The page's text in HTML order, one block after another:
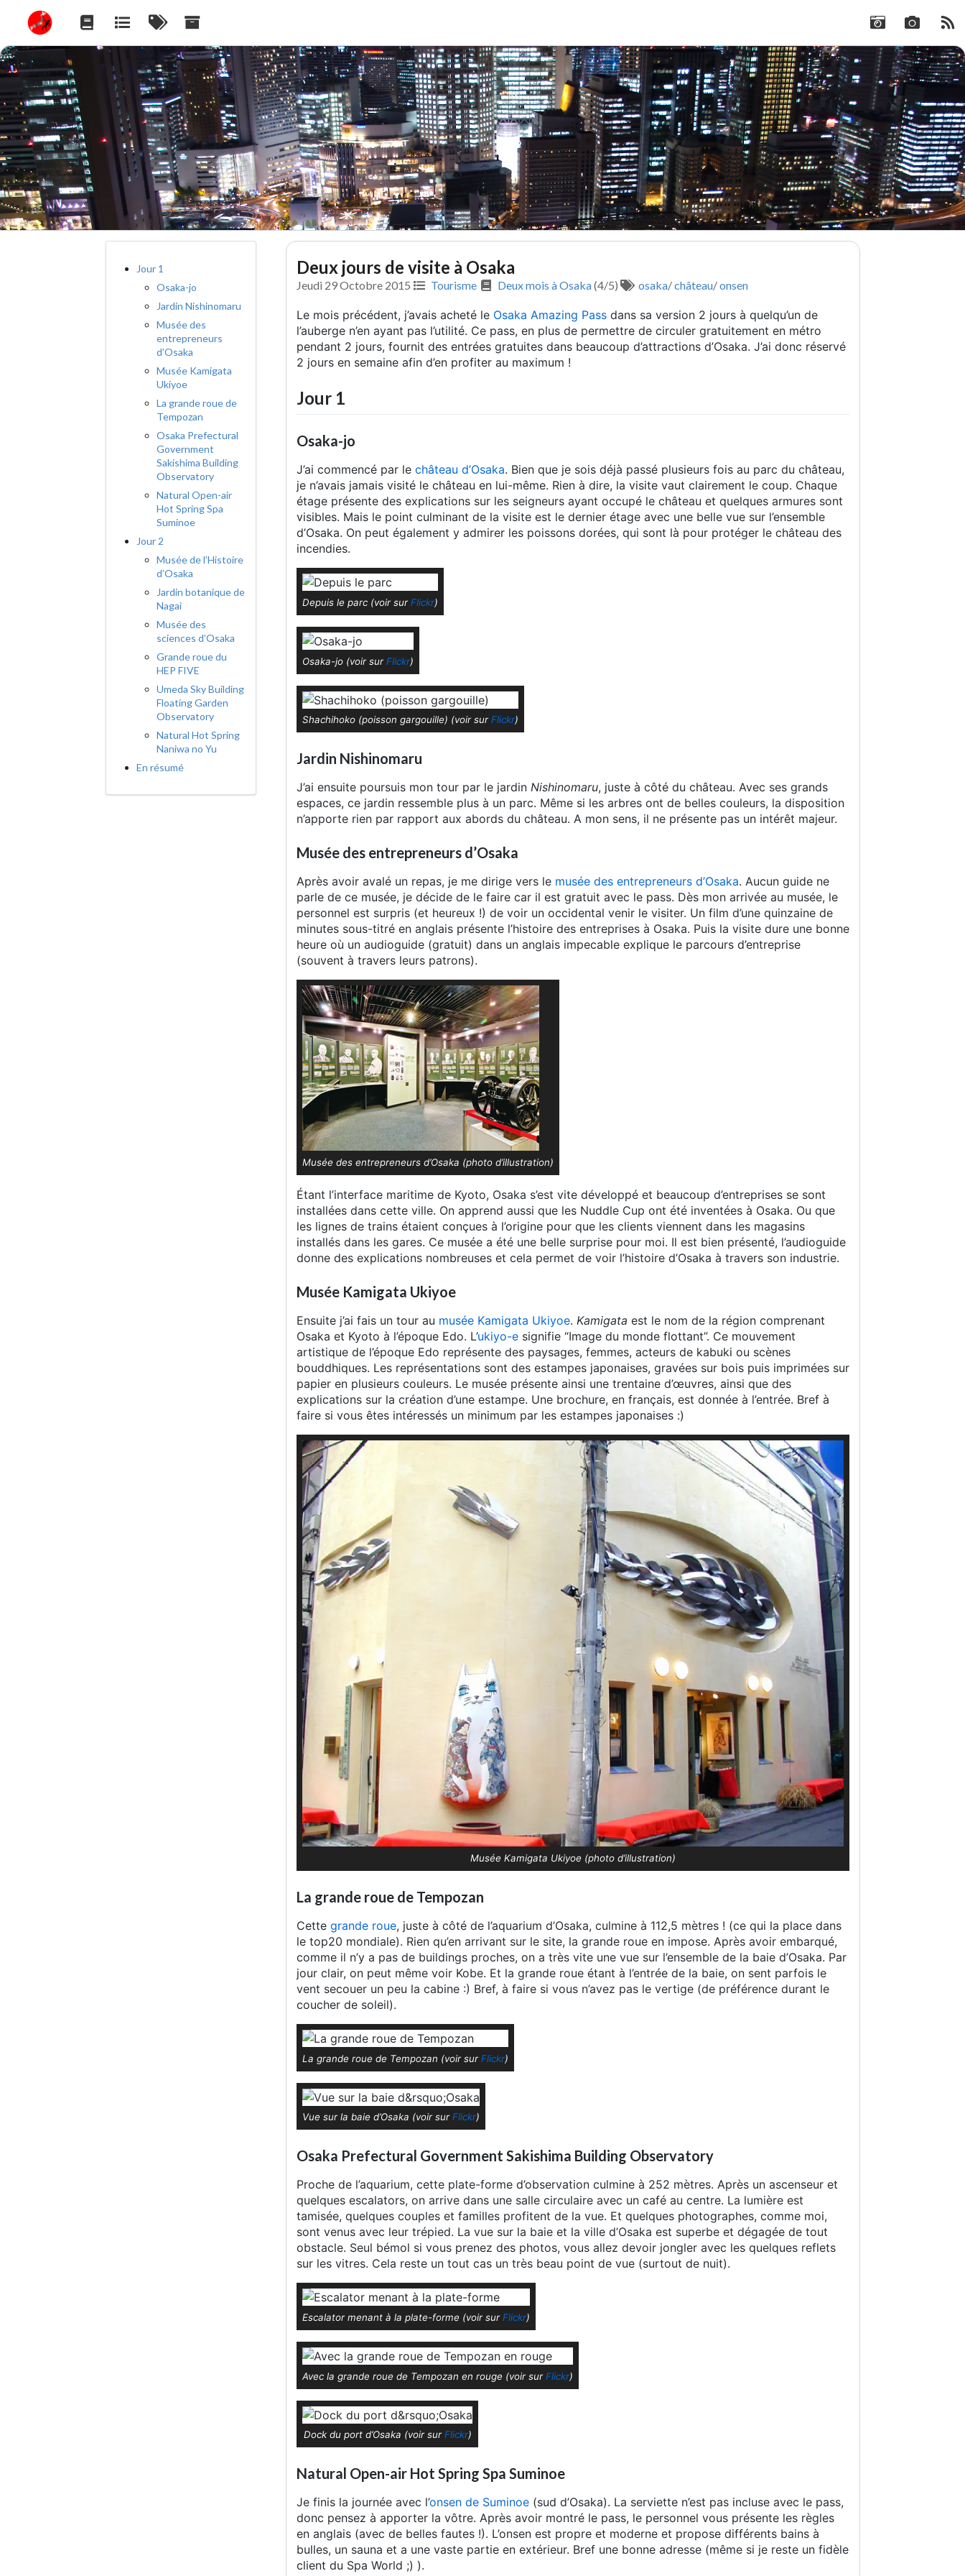
Jour 1
Osaka-jo
Jardin Nishinomaru
Musée des
entrepreneurs
d’Osaka
Musée Kamigata
Ukiyoe
La grande roue de
Tempozan
Osaka Prefectural
Government
Sakishima Building
Observatory
Natural Open-air
Hot Spring Spa
Suminoe
Jour 2
Musée de l’Histoire
d’Osaka
Jardin botanique de
Nagai
Musée des
sciences d’Osaka
Grande roue du
HEP FIVE
Umeda Sky Building
Floating Garden
Observatory
Natural Hot Spring
Naniwa no Yu
En résumé
Deux jours de visite à Osaka
Jeudi 29 Octobre 2015 Tourisme Deux mois à Osaka(4/5) osaka/château/onsen
Le mois précédent, j’avais acheté le Osaka Amazing Pass dans sa version 2 jours à quelqu’un de
l’auberge n’en ayant pas l’utilité. Ce pass, en plus de permettre de circuler gratuitement en métro
pendant 2 jours, fournit des entrées gratuites dans beaucoup d’attractions d’Osaka. J’ai donc réservé
2 jours en semaine afin d’en profiter au maximum !
Jour 1
Osaka-jo
J’ai commencé par le château d’Osaka. Bien que je sois déjà passé plusieurs fois au parc du château,
je n’avais jamais visité le château en lui-même. Rien à dire, la visite vaut clairement le coup. Chaque
étage présente des explications sur les seigneurs ayant occupé le château et quelques armures sont
visibles. Mais le point culminant de la visite est le dernier étage avec une belle vue sur l’ensemble
d’Osaka. On peut également y admirer les poissons dorées, qui sont là pour protéger le château des
incendies.
Depuis le parc (voir surFlickr)
Osaka-jo (voir surFlickr)
Shachihoko (poisson gargouille) (voir surFlickr)
Jardin Nishinomaru
J’ai ensuite poursuis mon tour par le jardin Nishinomaru, juste à côté du château. Avec ses grands
espaces, ce jardin ressemble plus à un parc. Même si les arbres ont de belles couleurs, la disposition
n’apporte rien par rapport aux abords du château. A mon sens, il ne présente pas un intérêt majeur.
Musée des entrepreneurs d’Osaka
Après avoir avalé un repas, je me dirige vers le musée des entrepreneurs d’Osaka. Aucun guide ne
parle de ce musée, je décide de le faire car il est gratuit avec le pass. Dès mon arrivée au musée, le
personnel est surpris (et heureux !) de voir un occidental venir le visiter. Un film d’une quinzaine de
minutes sous-titré en anglais présente l’histoire des entreprises à Osaka. Puis la visite dure une bonne
heure où un audioguide (gratuit) dans un anglais impecable explique le parcours d’entreprise
(souvent à travers leurs patrons).
Musée des entrepreneurs d’Osaka (photo d’illustration)
Étant l’interface maritime de Kyoto, Osaka s’est vite développé et beaucoup d’entreprises se sont
installées dans cette ville. On apprend aussi que les Nuddle Cup ont été inventées à Osaka. Ou que
les lignes de trains étaient conçues à l’origine pour que les clients viennent dans les magasins
installés dans les gares. Ce musée a été une belle surprise pour moi. Il est bien présenté, l’audioguide
donne des explications nombreuses et cela permet de voir l’histoire d’Osaka à travers son industrie.
Musée Kamigata Ukiyoe
Ensuite j’ai fais un tour au musée Kamigata Ukiyoe. Kamigata est le nom de la région comprenant
Osaka et Kyoto à l’époque Edo. L’ukiyo-e signifie “Image du monde flottant”. Ce mouvement
artistique de l’époque Edo représente des paysages, femmes, acteurs de kabuki ou scènes
bouddhiques. Les représentations sont des estampes japonaises, gravées sur bois puis imprimées sur
papier en plusieurs couleurs. Le musée présente ainsi une trentaine d’œuvres, ainsi que des
explications sur la création d’une estampe. Une brochure, en français, est donnée à l’entrée. Bref à
faire si vous êtes intéressés un minimum par les estampes japonaises :)
Musée Kamigata Ukiyoe (photo d’illustration)
La grande roue de Tempozan
Cette grande roue, juste à côté de l’aquarium d’Osaka, culmine à 112,5 mètres ! (ce qui la place dans
le top20 mondiale). Rien qu’en arrivant sur le site, la grande roue en impose. Après avoir embarqué,
comme il n’y a pas de buildings proches, on a très vite une vue sur l’ensemble de la baie d’Osaka. Par
jour clair, on peut même voir Kobe. Et la grande roue étant à l’entrée de la baie, on sent parfois le
vent secouer un peu la cabine :) Bref, à faire si vous n’avez pas le vertige (de préférence durant le
coucher de soleil).
La grande roue de Tempozan (voir surFlickr)
Vue sur la baie d’Osaka (voir surFlickr)
Osaka Prefectural Government Sakishima Building Observatory
Proche de l’aquarium, cette plate-forme d’observation culmine à 252 mètres. Après un ascenseur et
quelques escalators, on arrive dans une salle circulaire avec un café au centre. La lumière est
tamisée, quelques couples et familles profitent de la vue. Et quelques photographes, comme moi,
sont venus avec leur trépied. La vue sur la baie et la ville d’Osaka est superbe et dégagée de tout
obstacle. Seul bémol si vous prenez des photos, vous allez devoir jongler avec les quelques reflets
sur les vitres. Cela reste un tout cas un très beau point de vue (surtout de nuit).
Escalator menant à la plate-forme (voir surFlickr)
Avec la grande roue de Tempozan en rouge (voir surFlickr)
Dock du port d’Osaka (voir surFlickr)
Natural Open-air Hot Spring Spa Suminoe
Je finis la journée avec l’onsen de Suminoe (sud d’Osaka). La serviette n’est pas incluse avec le pass,
donc pensez à apporter la vôtre. Après avoir montré le pass, le personnel vous présente les règles
en anglais (avec de belles fautes !). L’onsen est propre et moderne et propose différents bains à
bulles, un sauna et a une vaste partie en extérieur. Bref une bonne adresse (même si je reste un fidèle
client du Spa World ;) ).